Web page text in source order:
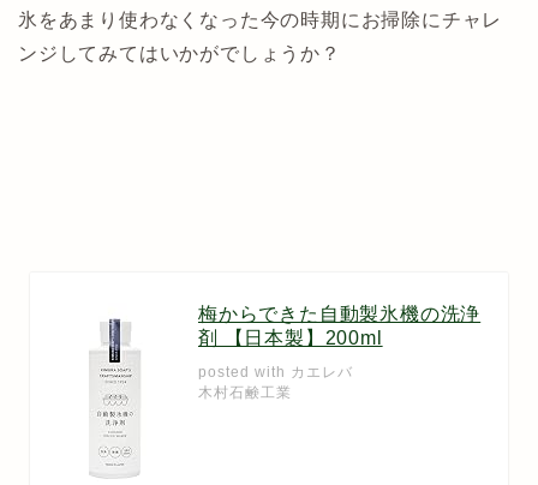
氷をあまり使わなくなった今の時期にお掃除にチャレ
ンジしてみてはいかがでしょうか？
梅からできた自動製氷機の洗浄
剤 【日本製】200ml
posted with カエレバ
木村石鹸工業